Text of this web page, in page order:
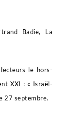
Badie, La
le hors-
XXI : « Israël-
27 septembre.